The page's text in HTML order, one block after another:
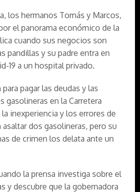
los hermanos Tomás y Marcos,
el panorama económico de la
cuando sus negocios son
pandillas y su padre entra en
19 a un hospital privado.
pagar las deudas y las
gasolineras en la Carretera
la inexperiencia y los errores de
dos gasolineras, pero su
de crimen los delata ante un
la prensa investiga sobre el
y descubre que la gobernadora